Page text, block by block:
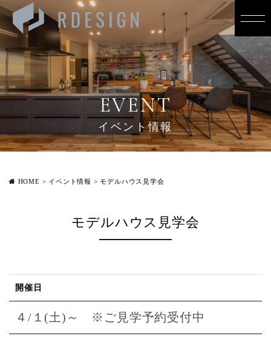
EVENT
イベント情報
HOME > イベント情報 >モデルハウス見学会
モデルハウス見学会
開催日
４/１(土)～ ※ご見学予約受付中